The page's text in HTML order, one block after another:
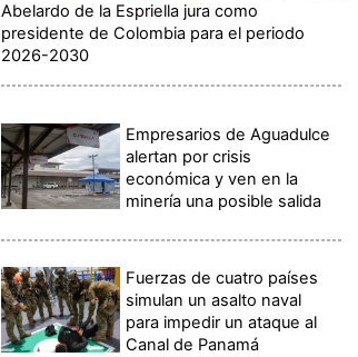
Abelardo de la Espriella jura como
presidente de Colombia para el periodo
2026-2030
Empresarios de Aguadulce
alertan por crisis
económica y ven en la
minería una posible salida
Fuerzas de cuatro países
simulan un asalto naval
para impedir un ataque al
Canal de Panamá